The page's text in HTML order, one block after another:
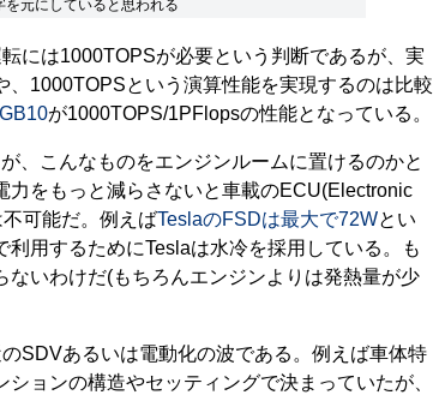
を元にしていると思われる
には1000TOPSが必要という判断であるが、実
、1000TOPSという演算性能を実現するのは比較
が1000TOPS/1PFlopsの性能となっている。
、こんなものをエンジンルームに置けるのかと
力をもっと減らさないと車載のECU(Electronic
可能だ。例えばTeslaのFSDは最大で72Wとい
利用するためにTeslaは水冷を採用している。も
ないわけだ(もちろんエンジンよりは発熱量が少
SDVあるいは電動化の波である。例えば車体特
ョンの構造やセッティングで決まっていたが、